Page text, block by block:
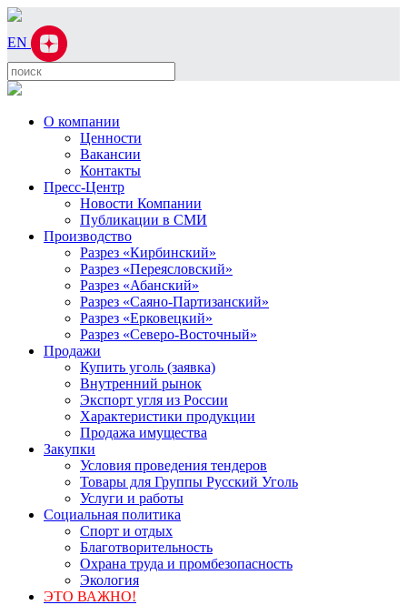
EN
О компании
Ценности
Вакансии
Контакты
Пресс-Центр
Новости Компании
Публикации в СМИ
Производство
Разрез «Кирбинский»
Разрез «Переясловский»
Разрез «Абанский»
Разрез «Саяно-Партизанский»
Разрез «Ерковецкий»
Разрез «Северо-Восточный»
Продажи
Купить уголь (заявка)
Внутренний рынок
Экспорт угля из России
Характеристики продукции
Продажа имущества
Закупки
Условия проведения тендеров
Товары для Группы Русский Уголь
Услуги и работы
Социальная политика
Спорт и отдых
Благотворительность
Охрана труда и промбезопасность
Экология
ЭТО ВАЖНО!